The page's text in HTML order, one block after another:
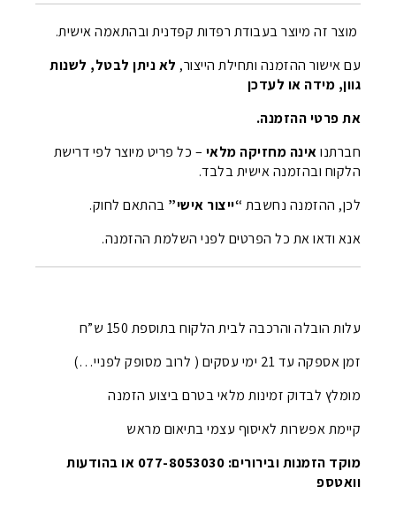
מוצר זה מיוצר בעבודת רפדות קפדנית ובהתאמה אישית.
עם אישור ההזמנה ותחילת הייצור, לא ניתן לבטל, לשנות
גוון, מידה או לעדכן
את פרטי ההזמנה.
חברתנואינה מחזיקה מלאי – כל פריט מיוצר לפי דרישת
הלקוח ובהזמנה אישית בלבד.
לכן, ההזמנה נחשבת “ייצור אישי” בהתאם לחוק.
אנא ודאו את כל הפרטים לפני השלמת ההזמנה.
עלות הובלה והרכבה לבית הלקוח בתוספת 150 ש”ח
זמן אספקה עד 21 ימי עסקים ( לרוב מסופק לפניי…)
מומלץ לבדוק זמינות מלאי בטרם ביצוע הזמנה
קיימת אפשרות לאיסוף עצמי בתיאום מראש
מוקד הזמנות ובירורים: 077-8053030 או בהודעות
וואטספ